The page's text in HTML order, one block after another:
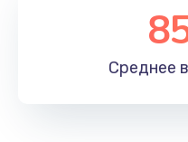
Среднее